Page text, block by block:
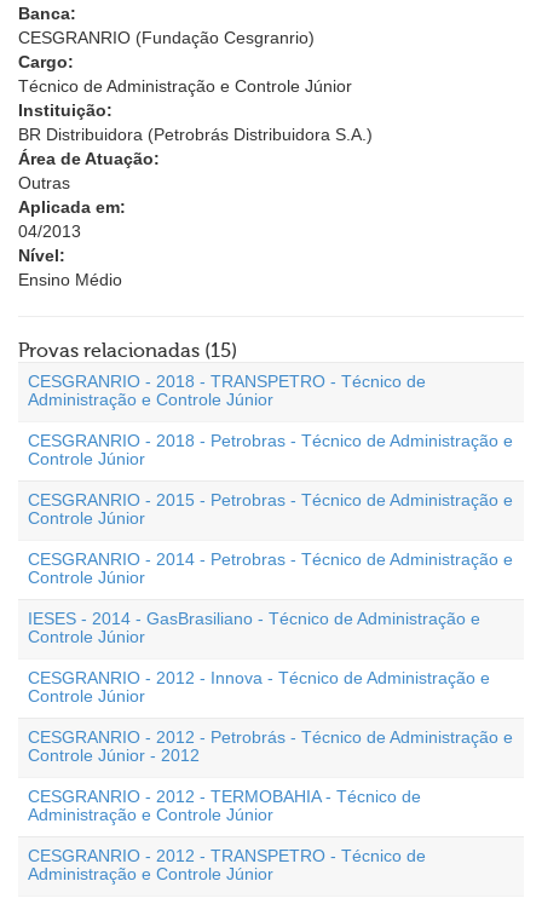
Banca:
CESGRANRIO (Fundação Cesgranrio)
Cargo:
Técnico de Administração e Controle Júnior
Instituição:
BR Distribuidora (Petrobrás Distribuidora S.A.)
Área de Atuação:
Outras
Aplicada em:
04/2013
Nível:
Ensino Médio
Provas relacionadas (15)
CESGRANRIO - 2018 - TRANSPETRO - Técnico de
Administração e Controle Júnior
CESGRANRIO - 2018 - Petrobras - Técnico de Administração e
Controle Júnior
CESGRANRIO - 2015 - Petrobras - Técnico de Administração e
Controle Júnior
CESGRANRIO - 2014 - Petrobras - Técnico de Administração e
Controle Júnior
IESES - 2014 - GasBrasiliano - Técnico de Administração e
Controle Júnior
CESGRANRIO - 2012 - Innova - Técnico de Administração e
Controle Júnior
CESGRANRIO - 2012 - Petrobrás - Técnico de Administração e
Controle Júnior - 2012
CESGRANRIO - 2012 - TERMOBAHIA - Técnico de
Administração e Controle Júnior
CESGRANRIO - 2012 - TRANSPETRO - Técnico de
Administração e Controle Júnior